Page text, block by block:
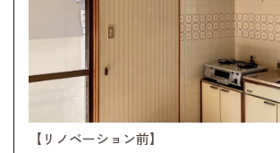
【リノベーション前】